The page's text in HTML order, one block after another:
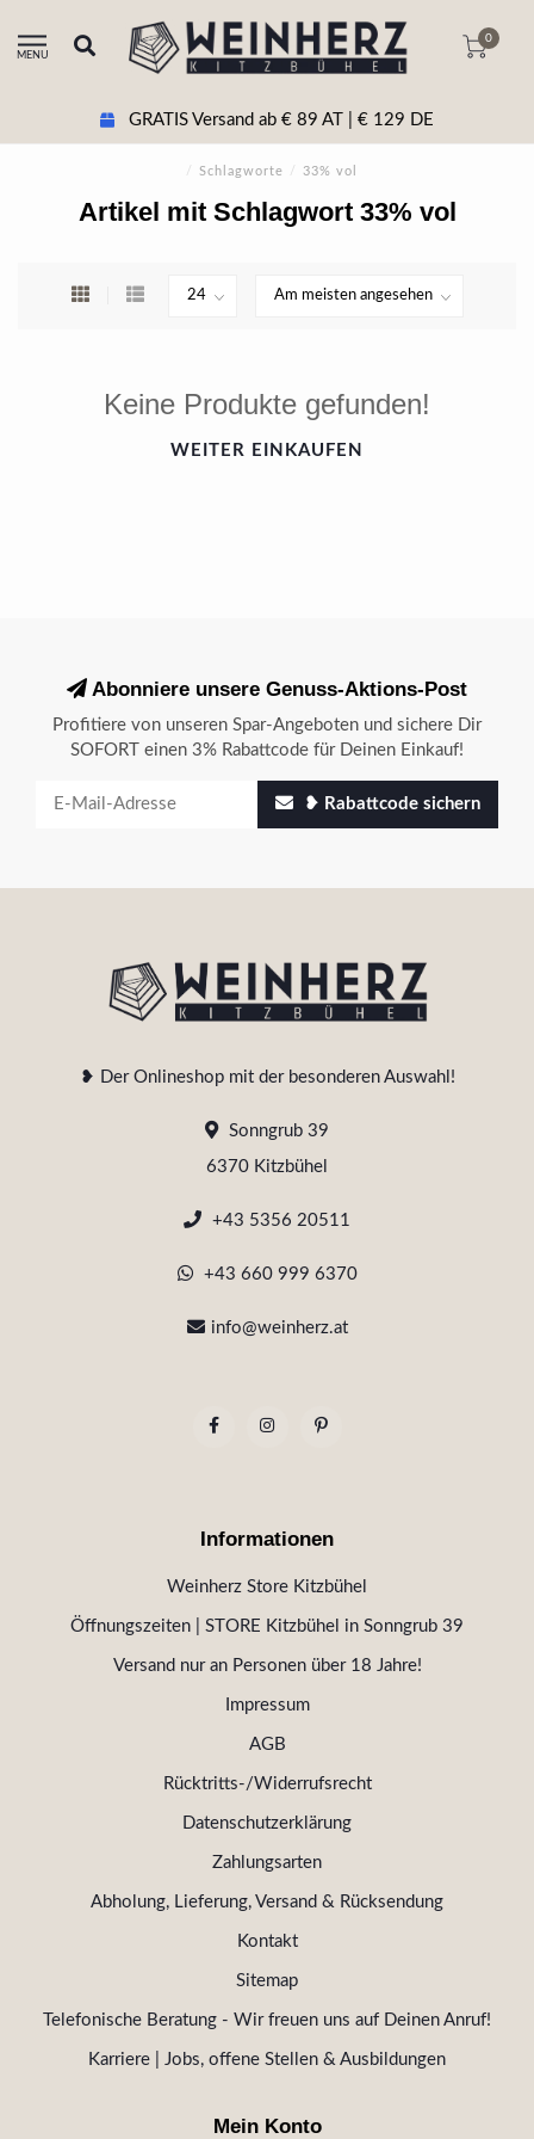
MENU
0
GRATIS Versand ab € 89 AT | € 129 DE
/ Schlagworte / 33% vol
Artikel mit Schlagwort 33% vol
Keine Produkte gefunden!
WEITER EINKAUFEN
Abonniere unsere Genuss-Aktions-Post
Profitiere von unseren Spar-Angeboten und sichere Dir
SOFORT einen 3% Rabattcode für Deinen Einkauf!
❥ Rabattcode sichern
❥ Der Onlineshop mit der besonderen Auswahl!
Sonngrub 39
6370 Kitzbühel
+43 5356 20511
+43 660 999 6370
info@weinherz.at
Informationen
Weinherz Store Kitzbühel
Öffnungszeiten | STORE Kitzbühel in Sonngrub 39
Versand nur an Personen über 18 Jahre!
Impressum
AGB
Rücktritts-/Widerrufsrecht
Datenschutzerklärung
Zahlungsarten
Abholung, Lieferung, Versand & Rücksendung
Kontakt
Sitemap
Telefonische Beratung - Wir freuen uns auf Deinen Anruf!
Karriere | Jobs, offene Stellen & Ausbildungen
Mein Konto